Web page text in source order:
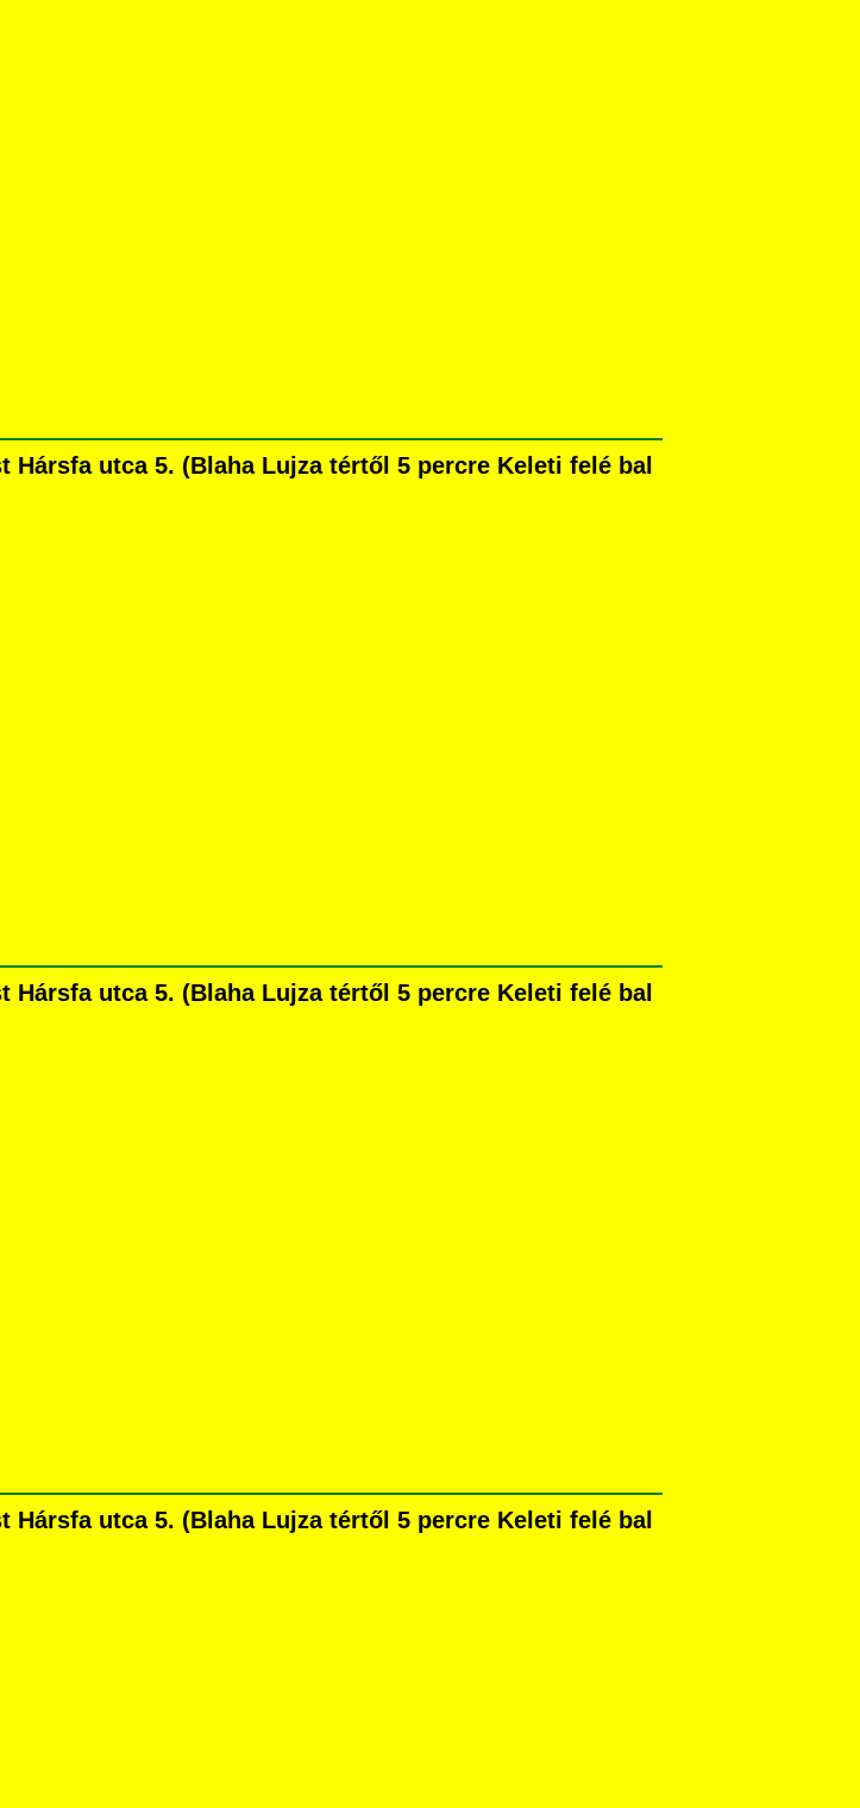
Hársfa utca 5. (Blaha Lujza tértől 5 percre Keleti felé bal
Hársfa utca 5. (Blaha Lujza tértől 5 percre Keleti felé bal
Hársfa utca 5. (Blaha Lujza tértől 5 percre Keleti felé bal